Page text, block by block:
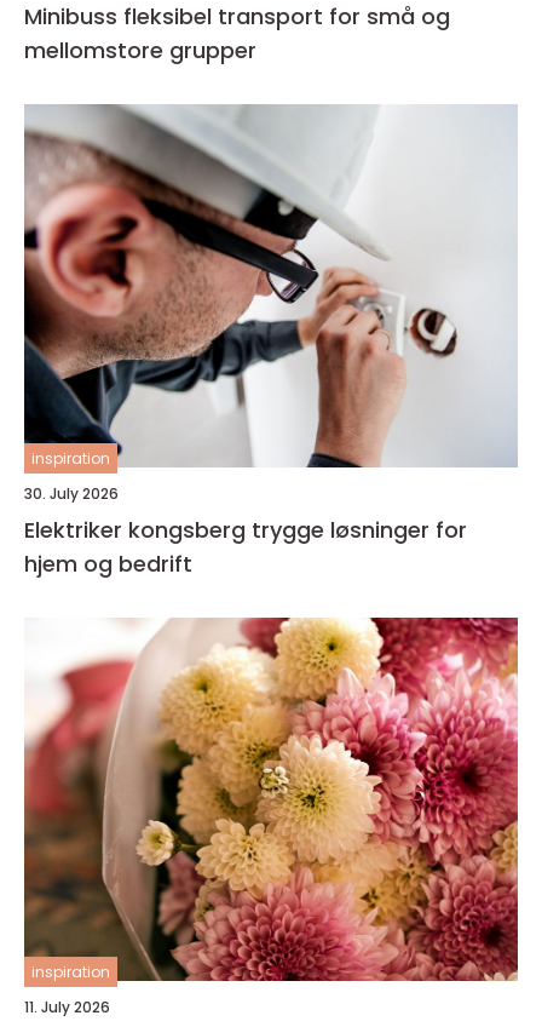
Minibuss fleksibel transport for små og
mellomstore grupper
inspiration
30. July 2026
Elektriker kongsberg trygge løsninger for
hjem og bedrift
inspiration
11. July 2026